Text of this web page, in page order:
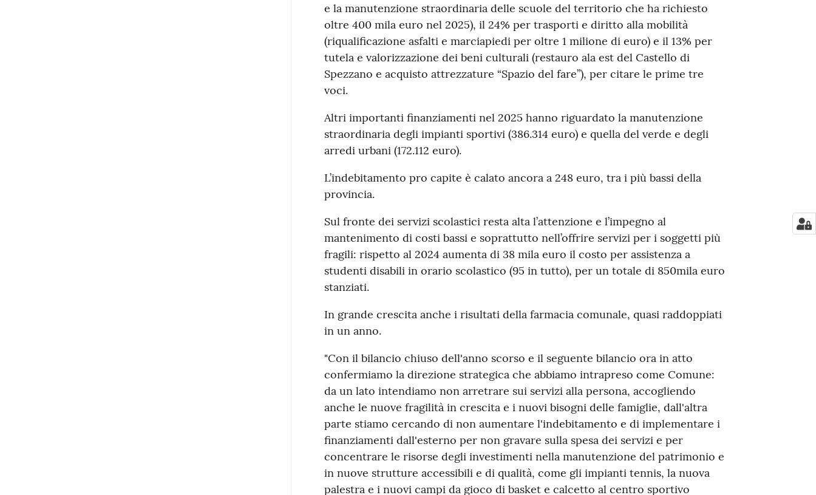
e la manutenzione straordinaria delle scuole del territorio che ha richiesto
oltre 400 mila euro nel 2025), il 24% per trasporti e diritto alla mobilità
(riqualificazione asfalti e marciapiedi per oltre 1 milione di euro) e il 13% per
tutela e valorizzazione dei beni culturali (restauro ala est del Castello di
Spezzano e acquisto attrezzature “Spazio del fare”), per citare le prime tre
voci.
Altri importanti finanziamenti nel 2025 hanno riguardato la manutenzione
straordinaria degli impianti sportivi (386.314 euro) e quella del verde e degli
arredi urbani (172.112 euro).
L’indebitamento pro capite è calato ancora a 248 euro, tra i più bassi della
provincia.
Sul fronte dei servizi scolastici resta alta l’attenzione e l’impegno al
mantenimento di costi bassi e soprattutto nell’offrire servizi per i soggetti più
fragili: rispetto al 2024 aumenta di 38 mila euro il costo per assistenza a
studenti disabili in orario scolastico (95 in tutto), per un totale di 850mila euro
stanziati.
In grande crescita anche i risultati della farmacia comunale, quasi raddoppiati
in un anno.
"Con il bilancio chiuso dell'anno scorso e il seguente bilancio ora in atto
confermiamo la direzione strategica che abbiamo intrapreso come Comune:
da un lato intendiamo non arretrare sui servizi alla persona, accogliendo
anche le nuove fragilità in crescita e i nuovi bisogni delle famiglie, dall'altra
parte stiamo cercando di non aumentare l'indebitamento e di implementare i
finanziamenti dall'esterno per non gravare sulla spesa dei servizi e per
concentrare le risorse degli investimenti nella manutenzione del patrimonio e
in nuove strutture accessibili e di qualità, come gli impianti tennis, la nuova
palestra e i nuovi campi da gioco di basket e calcetto al centro sportivo